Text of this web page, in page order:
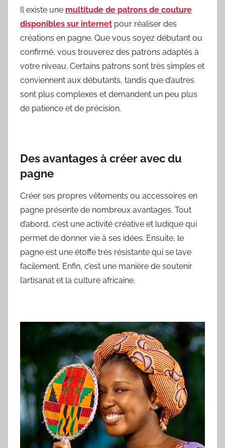
Il existe une multitude de patrons de couture
disponibles sur internet pour réaliser des
créations en pagne. Que vous soyez débutant ou
confirmé, vous trouverez des patrons adaptés à
votre niveau. Certains patrons sont très simples et
conviennent aux débutants, tandis que d’autres
sont plus complexes et demandent un peu plus
de patience et de précision.
Des avantages à créer avec du
pagne
Créer ses propres vêtements ou accessoires en
pagne présente de nombreux avantages. Tout
d’abord, c’est une activité créative et ludique qui
permet de donner vie à ses idées. Ensuite, le
pagne est une étoffe très résistante qui se lave
facilement. Enfin, c’est une manière de soutenir
l’artisanat et la culture africaine.